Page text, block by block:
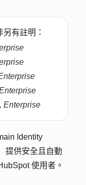
有註明：
Enterprise
Identity
提供安全且自動
使用者。